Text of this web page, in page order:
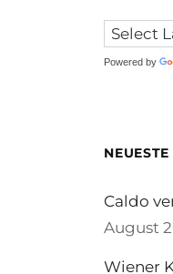
Powered by
Caldo
August
Wiener